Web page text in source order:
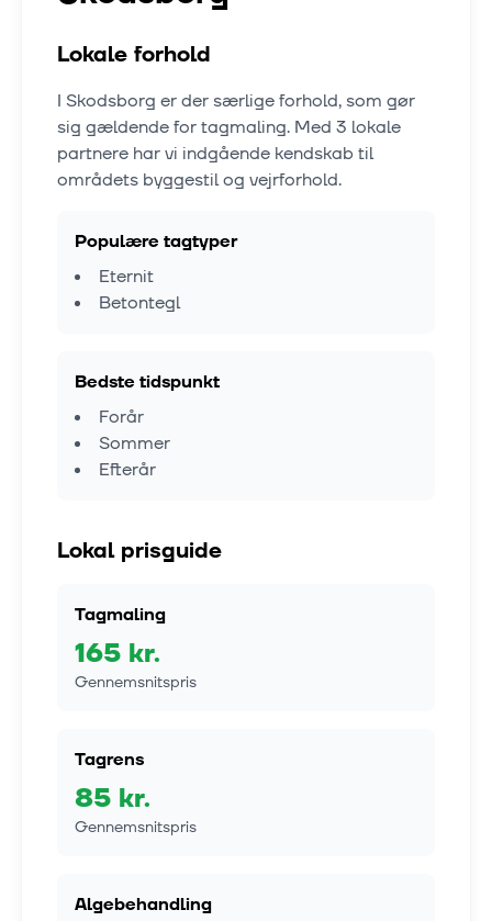
Lokale forhold
I Skodsborg er der særlige forhold, som gør
sig gældende for tagmaling. Med 3 lokale
partnere har vi indgående kendskab til
områdets byggestil og vejrforhold.
Populære tagtyper
Eternit
Betontegl
Bedste tidspunkt
Forår
Sommer
Efterår
Lokal prisguide
Tagmaling
165 kr.
Gennemsnitspris
Tagrens
85 kr.
Gennemsnitspris
Algebehandling